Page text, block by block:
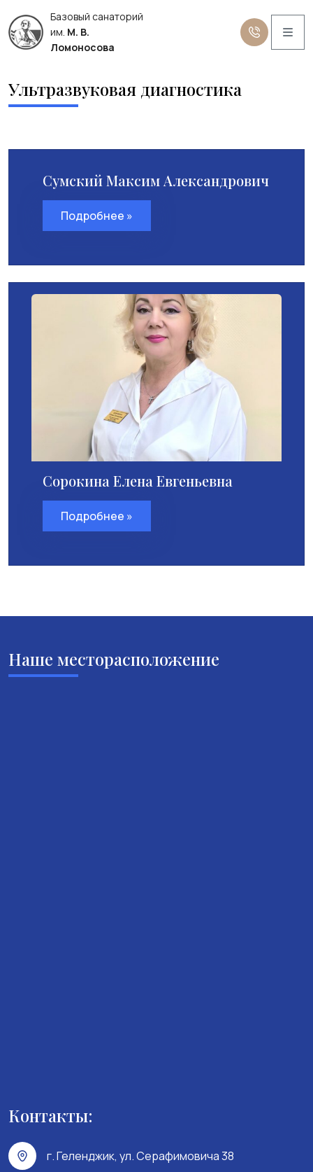
Базовый санаторий
им. М. В.
Ломоносова
Ультразвуковая диагностика
Сумский Максим Александрович
Подробнее »
Сорокина Елена Евгеньевна
Подробнее »
Наше месторасположение
Контакты:
г. Геленджик, ул. Серафимовича 38